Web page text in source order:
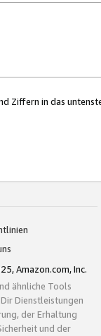
Ziffern in das
Amazon.com, Inc.
ähnliche Tools
Dienstleistungen
der Erhaltung
und der